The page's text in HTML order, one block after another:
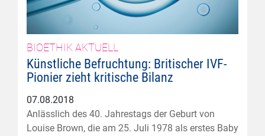
BIOETHIK AKTUELL
Künstliche Befruchtung: Britischer IVF-
Pionier zieht kritische Bilanz
07.08.2018
Anlässlich des 40. Jahrestags der Geburt von
Louise Brown, die am 25. Juli 1978 als erstes Baby